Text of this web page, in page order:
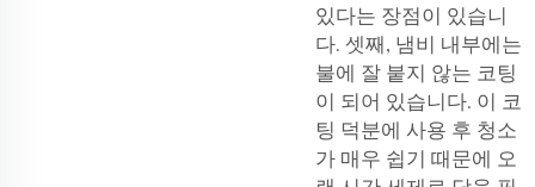
있다는 장점이 있습니
다. 셋째, 냄비 내부에는
불에 잘 붙지 않는 코팅
이 되어 있습니다. 이 코
팅 덕분에 사용 후 청소
가 매우 쉽기 때문에 오